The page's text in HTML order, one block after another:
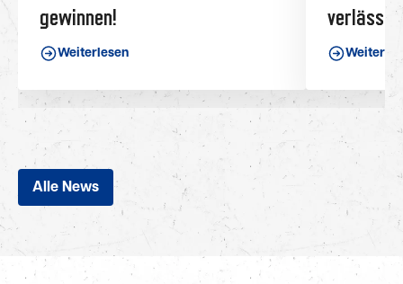
gewinnen!
Weiterlesen
verlässt
Alle News